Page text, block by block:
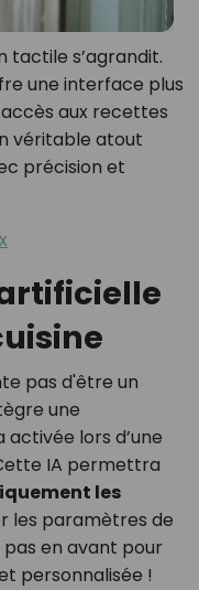
tactile s’agrandit.
une interface plus
aux recettes
véritable atout
précision et
pas d'être un
une
activée lors d’une
IA permettra
les
les paramètres de
pas en avant pour
personnalisée !